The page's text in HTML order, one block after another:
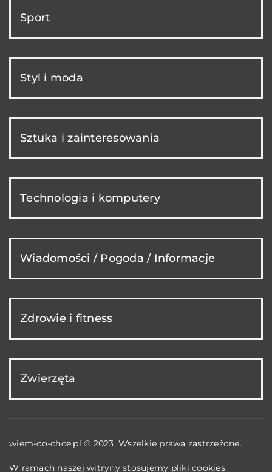
Sport
Styl i moda
Sztuka i zainteresowania
Technologia i komputery
Wiadomości / Pogoda / Informacje
Zdrowie i fitness
Zwierzęta
wiem-co-chce.pl © 2023. Wszelkie prawa zastrzeżone.
W ramach naszej witryny stosujemy pliki cookies.